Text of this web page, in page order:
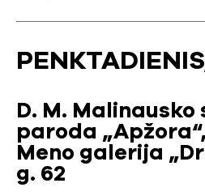
D. M.
paroda
Meno galerija
g. 62